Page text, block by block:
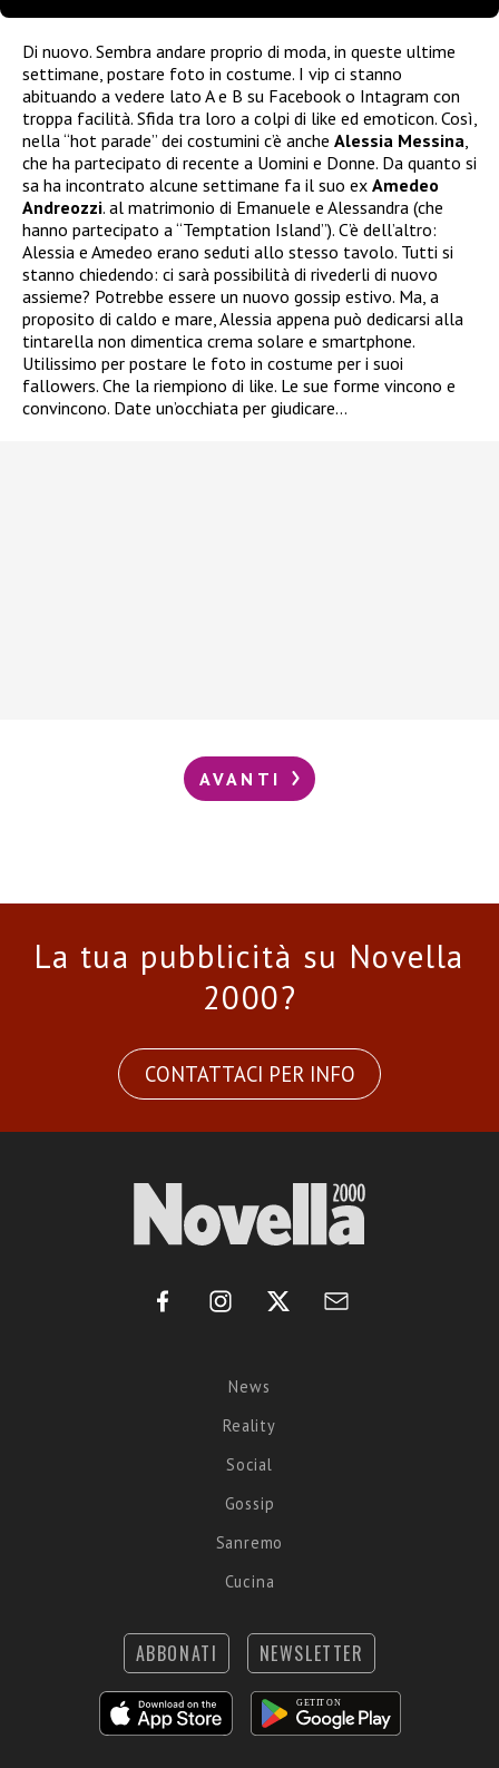
Di nuovo. Sembra andare proprio di moda, in queste ultime
settimane, postare foto in costume. I vip ci stanno
abituando a vedere lato A e B su Facebook o Intagram con
troppa facilità. Sfida tra loro a colpi di like ed emoticon. Così,
nella “hot parade” dei costumini c’è anche Alessia Messina
che ha partecipato di recente a Uomini e Donne. Da quanto si
sa ha incontrato alcune settimane fa il suo ex Amedeo
Andreozzi. al matrimonio di Emanuele e Alessandra (che
hanno partecipato a “Temptation Island”). C’è dell’altro:
Alessia e Amedeo erano seduti allo stesso tavolo. Tutti si
stanno chiedendo: ci sarà possibilità di rivederli di nuovo
assieme? Potrebbe essere un nuovo gossip estivo. Ma, a
proposito di caldo e mare, Alessia appena può dedicarsi alla
tintarella non dimentica crema solare e smartphone.
Utilissimo per postare le foto in costume per i suoi
fallowers. Che la riempiono di like. Le sue forme vincono e
convincono. Date un’occhiata per giudicare…
AVANTI
La tua pubblicità su Novella
2000?
CONTATTACI PER INFO
News
Reality
Social
Gossip
Sanremo
Cucina
ABBONATI NEWSLETTER